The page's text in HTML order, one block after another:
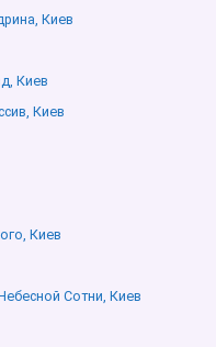
Киев
Киев
Киев
Киев
Сотни, Киев